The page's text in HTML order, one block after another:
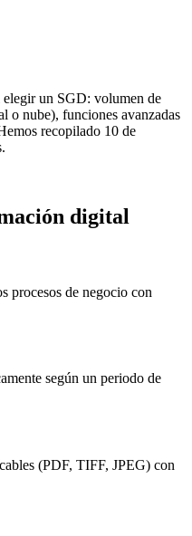
elegir un SGD: volumen de
o nube), funciones avanzadas
recopilado 10 de
digital
procesos de negocio con
según un periodo de
(PDF, TIFF, JPEG) con